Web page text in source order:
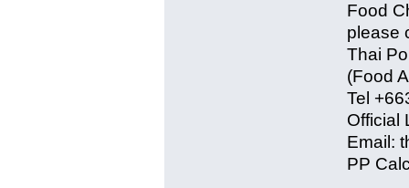
Food
please
Thai
(Food
Tel
Official
Email:
PP